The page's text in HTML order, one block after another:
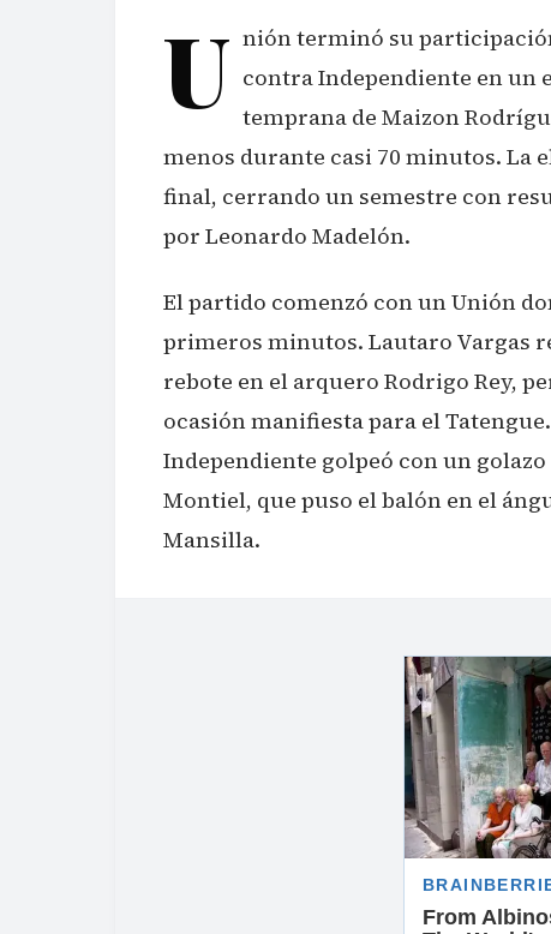
U nión terminó su
contra Independiente en un
temprana de Maizon
menos durante casi 70 minutos. La
final, cerrando un semestre con
por Leonardo Madelón.
El partido comenzó con un Unión
primeros minutos. Lautaro Vargas
rebote en el arquero Rodrigo Rey,
ocasión manifiesta para el
Independiente golpeó con un
Montiel, que puso el balón en el
Mansilla.